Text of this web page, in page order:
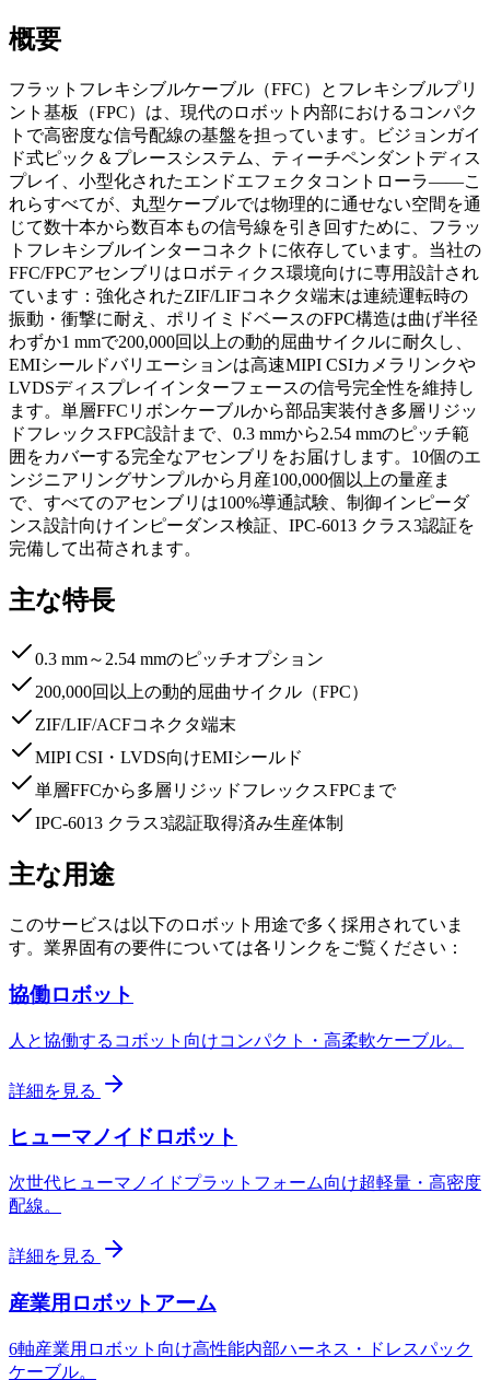
概要
フラットフレキシブルケーブル（FFC）とフレキシブルプリ
ント基板（FPC）は、現代のロボット内部におけるコンパク
トで高密度な信号配線の基盤を担っています。ビジョンガイ
ド式ピック＆プレースシステム、ティーチペンダントディス
プレイ、小型化されたエンドエフェクタコントローラ——こ
れらすべてが、丸型ケーブルでは物理的に通せない空間を通
じて数十本から数百本もの信号線を引き回すために、フラッ
トフレキシブルインターコネクトに依存しています。当社の
FFC/FPCアセンブリはロボティクス環境向けに専用設計され
ています：強化されたZIF/LIFコネクタ端末は連続運転時の
振動・衝撃に耐え、ポリイミドベースのFPC構造は曲げ半径
わずか1 mmで200,000回以上の動的屈曲サイクルに耐久し、
EMIシールドバリエーションは高速MIPI CSIカメラリンクや
LVDSディスプレイインターフェースの信号完全性を維持し
ます。単層FFCリボンケーブルから部品実装付き多層リジッ
ドフレックスFPC設計まで、0.3 mmから2.54 mmのピッチ範
囲をカバーする完全なアセンブリをお届けします。10個のエ
ンジニアリングサンプルから月産100,000個以上の量産ま
で、すべてのアセンブリは100%導通試験、制御インピーダ
ンス設計向けインピーダンス検証、IPC-6013 クラス3認証を
完備して出荷されます。
主な特長
0.3 mm～2.54 mmのピッチオプション
200,000回以上の動的屈曲サイクル（FPC）
ZIF/LIF/ACFコネクタ端末
MIPI CSI・LVDS向けEMIシールド
単層FFCから多層リジッドフレックスFPCまで
IPC-6013 クラス3認証取得済み生産体制
主な用途
このサービスは以下のロボット用途で多く採用されていま
す。業界固有の要件については各リンクをご覧ください：
協働ロボット
人と協働するコボット向けコンパクト・高柔軟ケーブル。
詳細を見る
ヒューマノイドロボット
次世代ヒューマノイドプラットフォーム向け超軽量・高密度
配線。
詳細を見る
産業用ロボットアーム
6軸産業用ロボット向け高性能内部ハーネス・ドレスパック
ケーブル。